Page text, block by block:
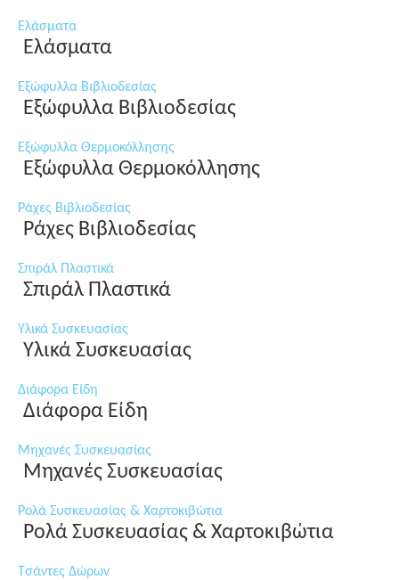
Ελάσματα
Ελάσματα
Εξώφυλλα Βιβλιοδεσίας
Εξώφυλλα Βιβλιοδεσίας
Εξώφυλλα Θερμοκόλλησης
Εξώφυλλα Θερμοκόλλησης
Ράχες Βιβλιοδεσίας
Ράχες Βιβλιοδεσίας
Σπιράλ Πλαστικά
Σπιράλ Πλαστικά
Υλικά Συσκευασίας
Υλικά Συσκευασίας
Διάφορα Είδη
Διάφορα Είδη
Μηχανές Συσκευασίας
Μηχανές Συσκευασίας
Ρολά Συσκευασίας & Χαρτοκιβώτια
Ρολά Συσκευασίας & Χαρτοκιβώτια
Τσάντες Δώρων